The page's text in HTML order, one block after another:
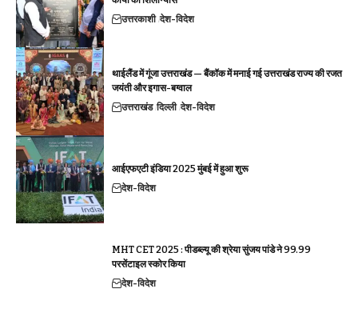
उत्तरकाशी देश-विदेश
थाईलैंड में गूंजा उत्तराखंड — बैंकॉक में मनाई गई उत्तराखंड राज्य की रजत
जयंती और इगास-बग्वाल
उत्तराखंड दिल्ली देश-विदेश
आईएफएटी इंडिया 2025 मुंबई में हुआ शुरू
देश-विदेश
MHT CET 2025 : पीडब्ल्यू की श्रेया सुंजय पांडे ने 99.99
परसेंटाइल स्कोर किया
देश-विदेश